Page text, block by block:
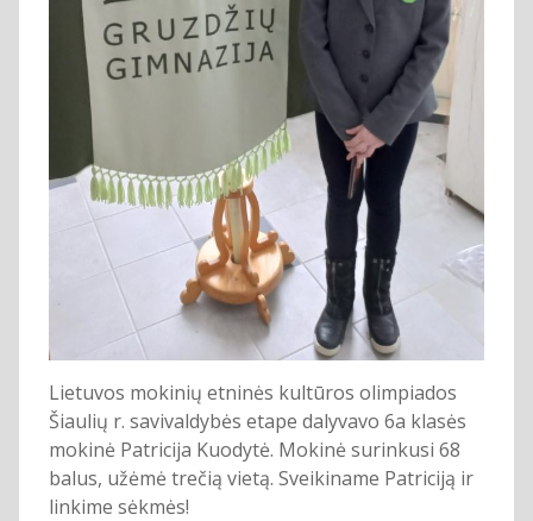
Lietuvos mokinių etninės kultūros olimpiados
Šiaulių r. savivaldybės etape dalyvavo 6a klasės
mokinė Patricija Kuodytė. Mokinė surinkusi 68
balus, užėmė trečią vietą. Sveikiname Patriciją ir
linkime sėkmės!